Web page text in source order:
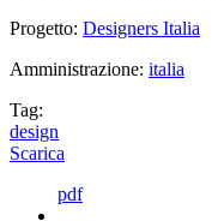
Progetto: Designers Italia
Amministrazione: italia
Tag:
design
Scarica
pdf